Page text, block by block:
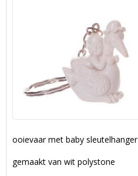
ooievaar met baby sleutelhanger
gemaakt van wit polystone